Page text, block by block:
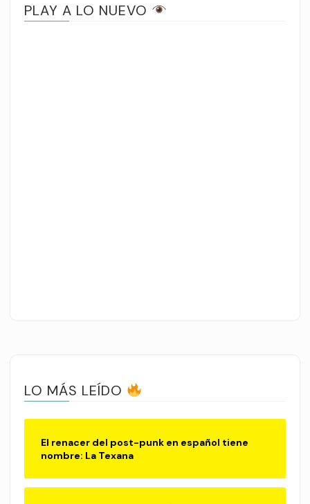
PLAY A LO NUEVO
LO MÁS LEÍDO
El renacer del post-punk en español tiene
nombre: La Texana